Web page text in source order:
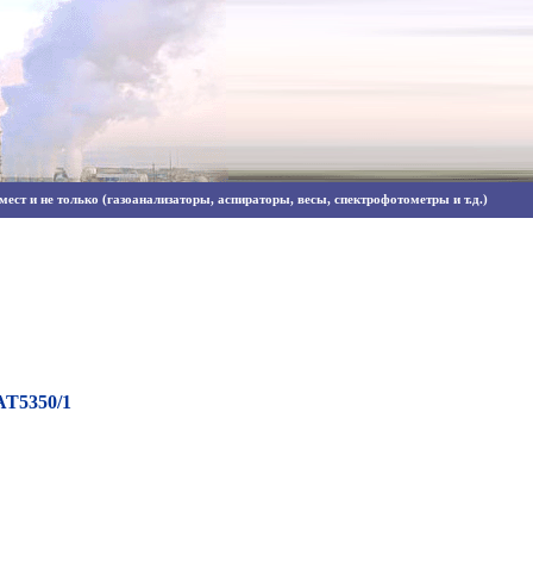
и не только (газоанализаторы, аспираторы, весы, спектрофотометры и т.д.)
1